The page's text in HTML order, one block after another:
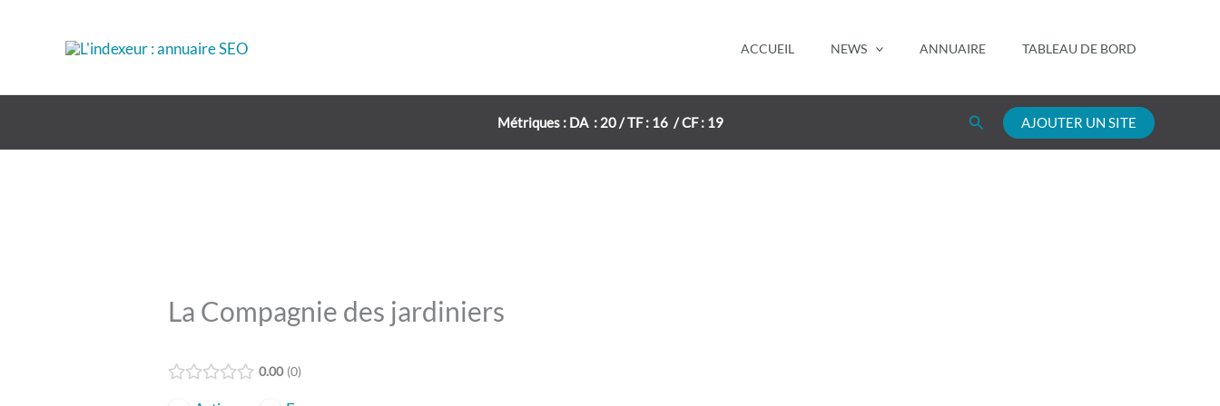
ACCUEIL NEWS ANNUAIRE TABLEAU DE BORD
Métriques : DA : 20 / TF : 16 / CF : 19 RechercherAJOUTER UN SITE
La Compagnie des jardiniers
0.00 0